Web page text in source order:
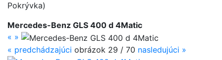
Pokrývka)
Mercedes-Benz GLS 400 d 4Matic
« »
« predchádzajúci obrázok 29 / 70 nasledujúci »